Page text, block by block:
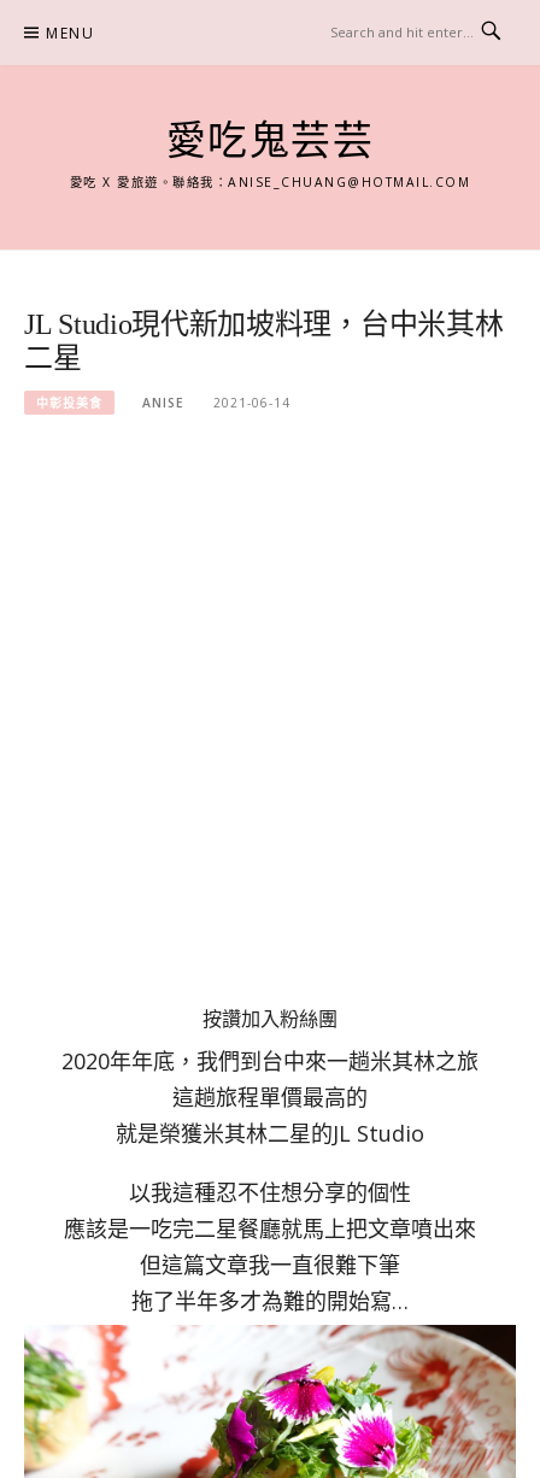
content
MENU
愛吃鬼芸芸
愛吃 X 愛旅遊。聯絡我：ANISE_CHUANG@HOTMAIL.COM
JL Studio現代新加坡料理，台中米其林
二星
中彰投美食 ANISE 2021-06-14
按讚加入粉絲團
2020年年底，我們到台中來一趟米其林之旅
這趟旅程單價最高的
就是榮獲米其林二星的JL Studio
以我這種忍不住想分享的個性
應該是一吃完二星餐廳就馬上把文章噴出來
但這篇文章我一直很難下筆
拖了半年多才為難的開始寫…